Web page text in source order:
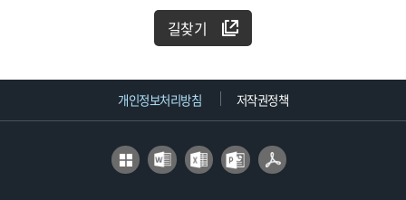
길찾기
개인정보처리방침 저작권정책